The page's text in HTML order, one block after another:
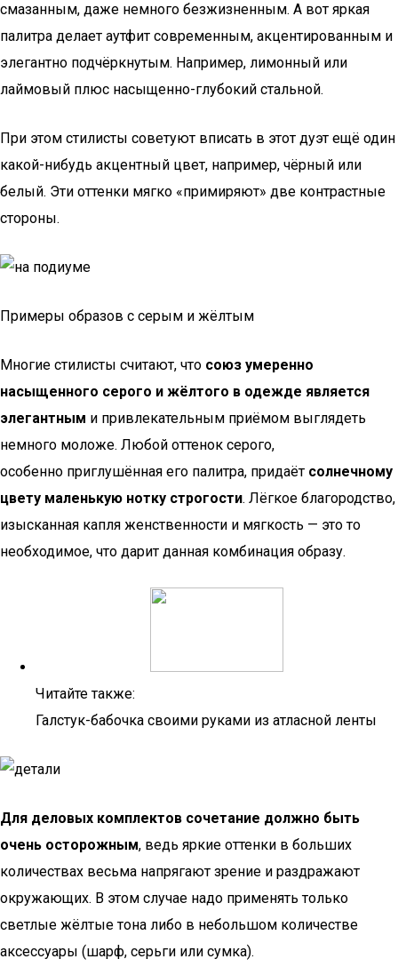
смазанным, даже немного безжизненным. А вот яркая
палитра делает аутфит современным, акцентированным и
элегантно подчёркнутым. Например, лимонный или
лаймовый плюс насыщенно-глубокий стальной.
При этом стилисты советуют вписать в этот дуэт ещё один
какой-нибудь акцентный цвет, например, чёрный или
белый. Эти оттенки мягко «примиряют» две контрастные
стороны.
Примеры образов с серым и жёлтым
Многие стилисты считают, что союз умеренно
насыщенного серого и жёлтого в одежде является
элегантным и привлекательным приёмом выглядеть
немного моложе. Любой оттенок серого,
особенно приглушённая его палитра, придаёт солнечному
цвету маленькую нотку строгости. Лёгкое благородство,
изысканная капля женственности и мягкость — это то
необходимое, что дарит данная комбинация образу.
Читайте также:
Галстук-бабочка своими руками из атласной ленты
Для деловых комплектов сочетание должно быть
очень осторожным, ведь яркие оттенки в больших
количествах весьма напрягают зрение и раздражают
окружающих. В этом случае надо применять только
светлые жёлтые тона либо в небольшом количестве
аксессуары (шарф, серьги или сумка).